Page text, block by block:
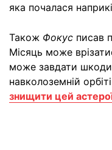
яка почалася
Також Фокус писав
Місяць може
може завдати
навколоземній
знищити цей